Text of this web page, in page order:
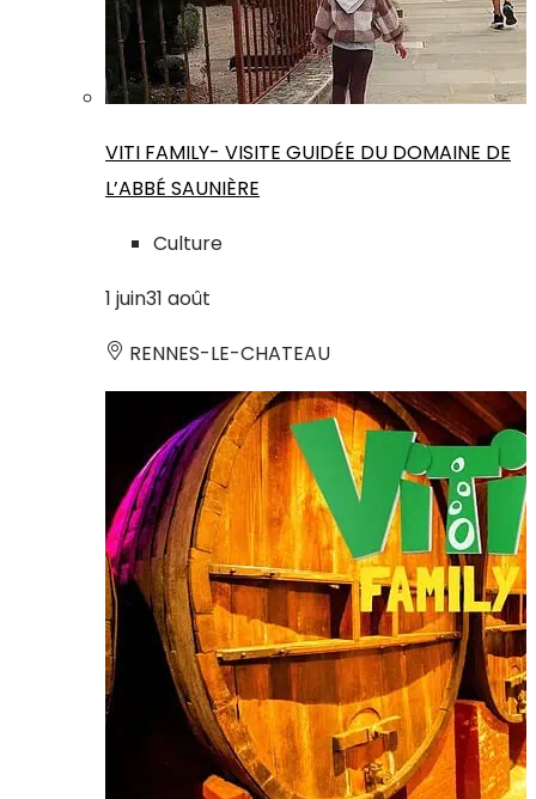
VITI FAMILY- VISITE GUIDÉE DU DOMAINE DE
L’ABBÉ SAUNIÈRE
Culture
1 juin31 août
RENNES-LE-CHATEAU